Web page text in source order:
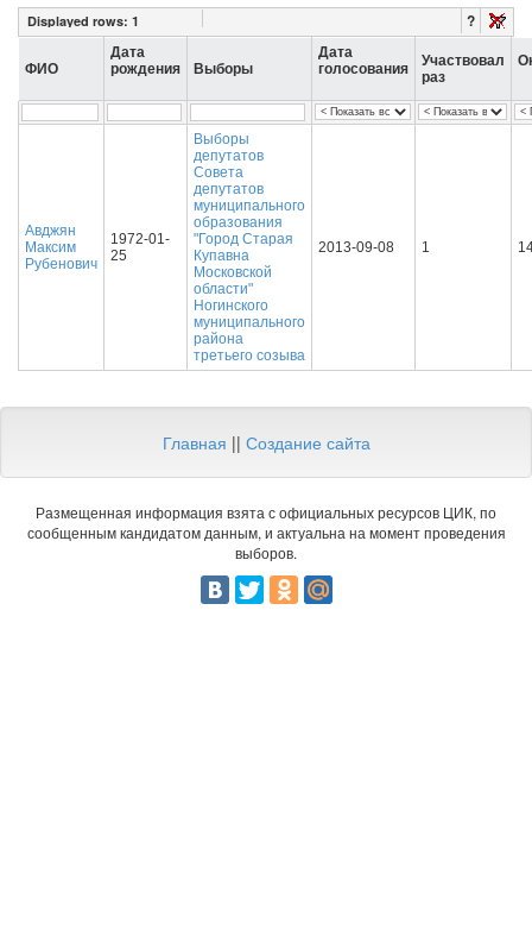
Displayed rows: 1 ?
ФИО
Дата
рождения
Выборы
Дата
голосования
Участвовал
раз
Авджян
Максим
Рубенович
1972-01-
25
Выборы
депутатов
Совета
депутатов
муниципального
образования
"Город Старая
Купавна
Московской
области"
Ногинского
муниципального
района
третьего созыва
2013-09-08 1
Главная || Создание сайта
Размещенная информация взята с официальных ресурсов ЦИК, по
сообщенным кандидатом данным, и актуальна на момент проведения
выборов.